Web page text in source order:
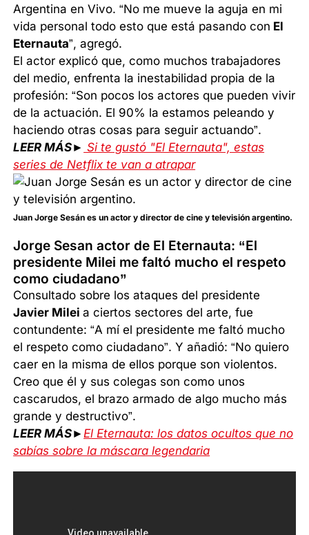
Argentina en Vivo. “No me mueve la aguja en mi
vida personal todo esto que está pasando con El
Eternauta”, agregó.
El actor explicó que, como muchos trabajadores
del medio, enfrenta la inestabilidad propia de la
profesión: “Son pocos los actores que pueden vivir
de la actuación. El 90% la estamos peleando y
haciendo otras cosas para seguir actuando”.
LEER MÁS► Si te gustó "El Eternauta", estas
series de Netflix te van a atrapar
Juan Jorge Sesán es un actor y director de cine y televisión argentino.
Jorge Sesan actor de El Eternauta: “El
presidente Milei me faltó mucho el respeto
como ciudadano”
Consultado sobre los ataques del presidente
Javier Mileia ciertos sectores del arte, fue
contundente: “A mí el presidente me faltó mucho
el respeto como ciudadano”. Y añadió: “No quiero
caer en la misma de ellos porque son violentos.
Creo que él y sus colegas son como unos
cascarudos, el brazo armado de algo mucho más
grande y destructivo”.
LEER MÁS►El Eternauta: los datos ocultos que no
sabías sobre la máscara legendaria